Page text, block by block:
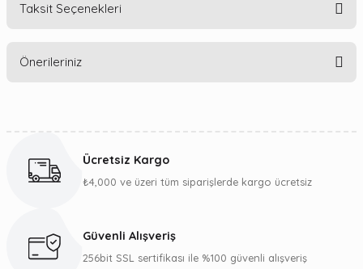
Taksit Seçenekleri
Önerileriniz
Görüş ve önerileriniz için teşekkür ederiz.
Ürün bilgilerinde hatalar bulunuyor.
Ücretsiz Kargo
₺4,000 ve üzeri tüm siparişlerde kargo ücretsiz
Güvenli Alışveriş
256bit SSL sertifikası ile %100 güvenli alışveriş